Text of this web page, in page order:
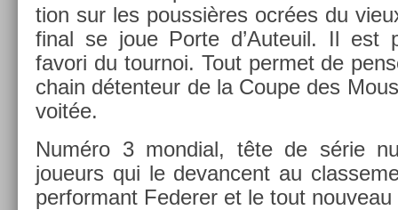
tion sur les pous­sières ocrées du
final se joue Porte d’Auteuil. Il est
favori du tour­noi. Tout per­met de
chain déten­teur de la Coupe des
voit­ée.
Numéro 3 mon­di­al, tête de série
joueurs qui le de­van­cent au
per­for­mant Feder­er et le tout